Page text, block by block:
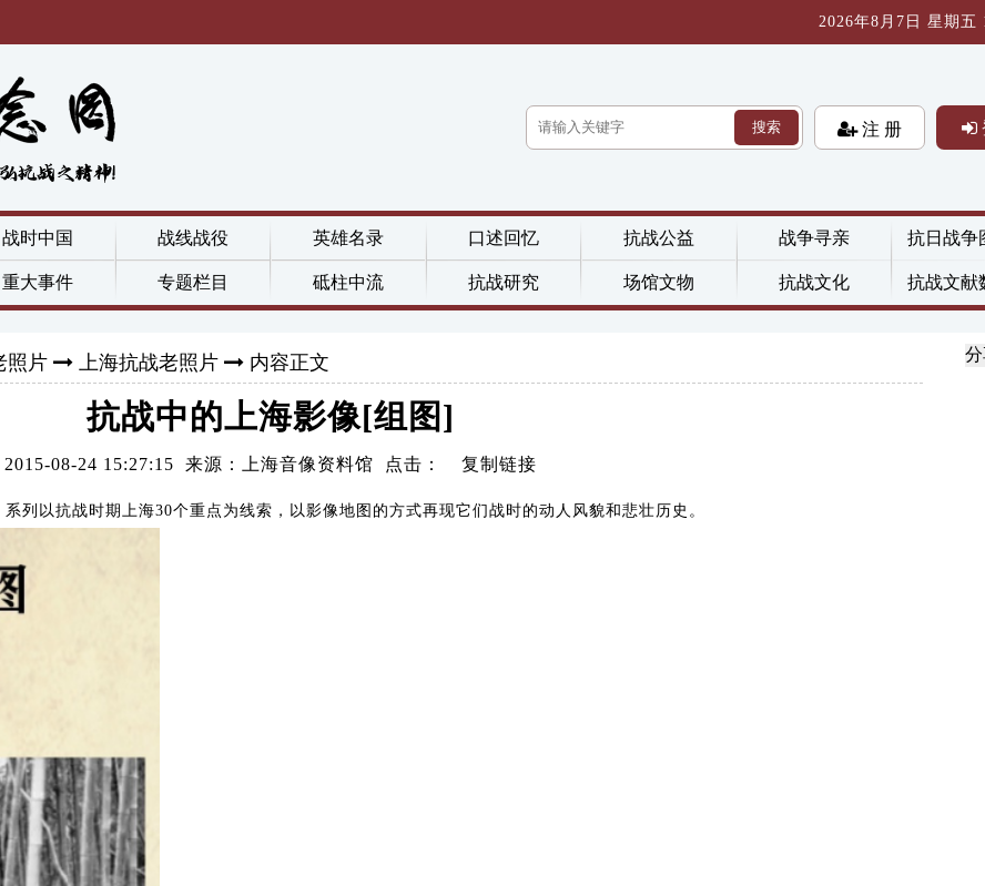
2026年8月7日 星期五
搜索 注 册
战时中国 战线战役 英雄名录 口述回忆 抗战公益 战争寻亲 抗日战争
重大事件 专题栏目 砥柱中流 抗战研究 场馆文物 抗战文化 抗战文献
照片 上海抗战老照片 内容正文
抗战中的上海影像[组图]
2015-08-24 15:27:15 来源：上海音像资料馆 点击： 复制链接
以抗战时期上海30个重点为线索，以影像地图的方式再现它们战时的动人风貌和悲壮历史。